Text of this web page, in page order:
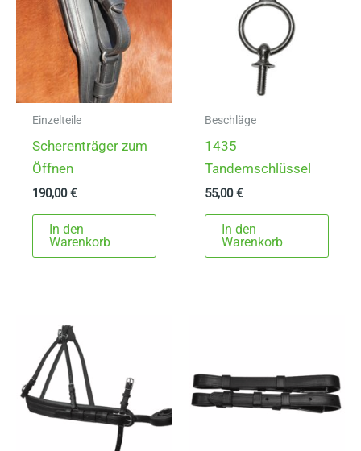
der
Produktseite
gewählt
werden
Einzelteile
Scherenträger zum
Öffnen
190,00€
In den
Warenkorb
Beschläge
1435
Tandemschlüssel
55,00€
In den
Warenkorb